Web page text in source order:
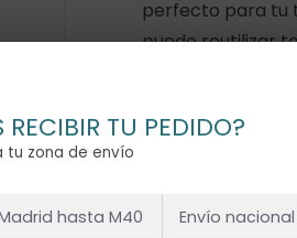
perfecto para tu
puede reutilizar
Añadir Al
TU PEDIDO?
tu zona de envío
hasta M40 Envío nacional